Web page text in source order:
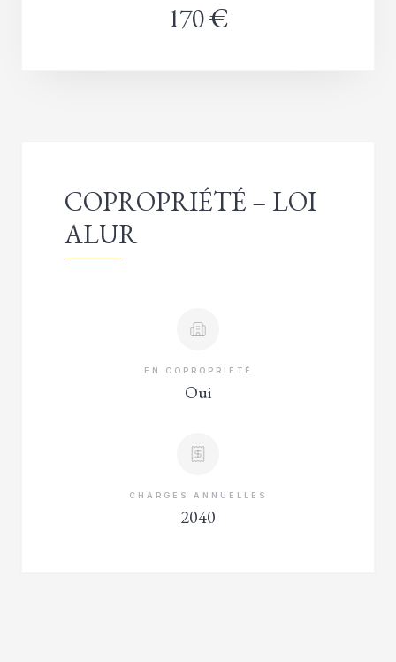
170 €
COPROPRIÉTÉ – LOI
ALUR
EN COPROPRIÉTÉ
Oui
CHARGES ANNUELLES
2040